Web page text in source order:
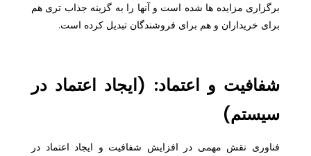
برگزاری مزایده ها شده است و آنها را به گزینه جذاب تری هم
برای خریداران و هم برای فروشندگان تبدیل کرده است.
شفافیت و اعتماد: (ایجاد اعتماد در
سیستم)
فناوری نقش مهمی در افزایش شفافیت و ایجاد اعتماد در